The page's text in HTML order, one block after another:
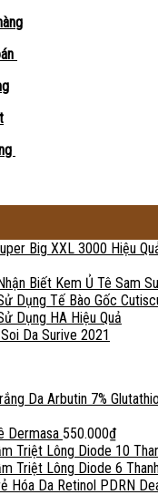
Big XXL 3000 Hiệu
Biết Kem Ủ Tê Sam
Dụng Tế Bào Gốc
Dụng HA Hiệu Quả
Da Surive 2021
Da Arbutin 7%
Dermasa 550.000₫
Triệt Lông Diode 10
Triệt Lông Diode 6
Hóa Da Retinol PDRN